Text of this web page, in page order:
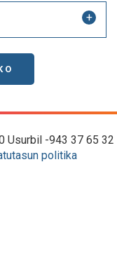
Usurbil -943 37 65 32
politika